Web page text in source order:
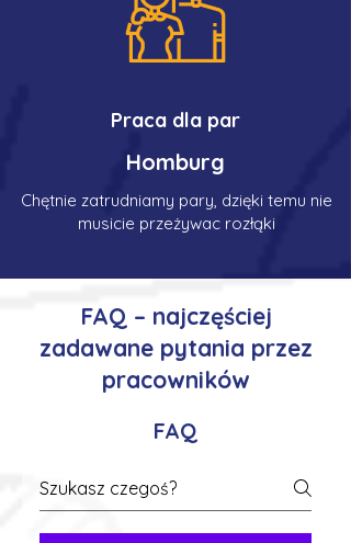
Praca dla par
Homburg
Chętnie zatrudniamy pary, dzięki temu nie
musicie przeżywac rozłąki
FAQ – najczęściej
zadawane pytania przez
pracowników
FAQ